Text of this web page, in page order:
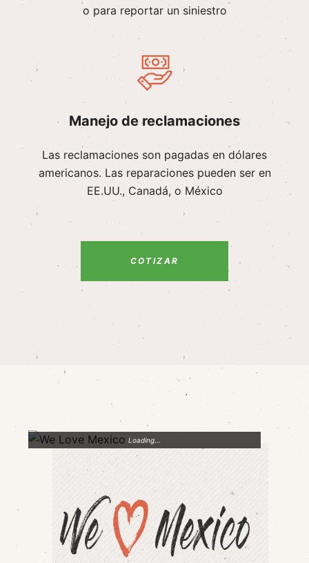
o para reportar un siniestro
Manejo de reclamaciones
Las reclamaciones son pagadas en dólares
americanos. Las reparaciones pueden ser en
EE.UU., Canadá, o México
COTIZAR
Loading...